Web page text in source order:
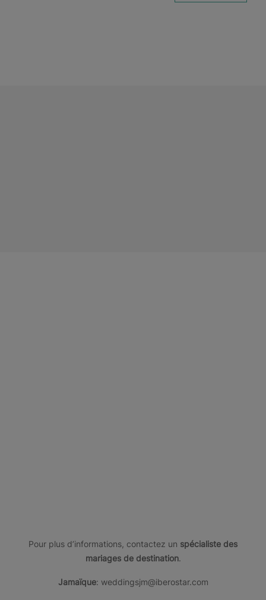
Pour plus d’informations, contactez un spécialiste des
mariages de destination.
Jamaïque: weddingsjm@iberostar.com